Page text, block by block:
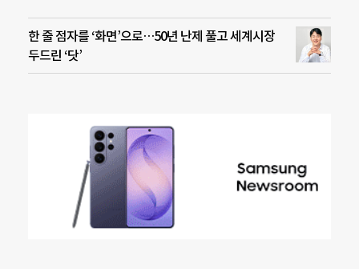
한 줄 점자를 ‘화면’으로…50년 난제 풀고 세계시장
두드린 ‘닷’